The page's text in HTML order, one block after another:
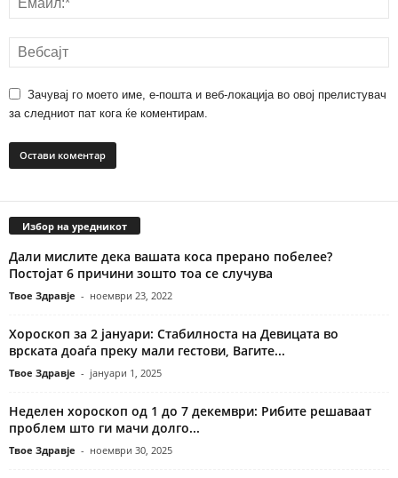
Зачувај го моето име, е-пошта и веб-локација во овој прелистувач
за следниот пат кога ќе коментирам.
Избор на уредникот
Дали мислите дека вашата коса прерано побелее?
Постојат 6 причини зошто тоа се случува
Твое Здравје - ноември 23, 2022
Хороскоп за 2 јануари: Стабилноста на Девицата во
врската доаѓа преку мали гестови, Вагите...
Твое Здравје - јануари 1, 2025
Неделен хороскоп од 1 до 7 декември: Рибите решаваат
проблем што ги мачи долго...
Твое Здравје - ноември 30, 2025